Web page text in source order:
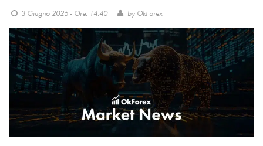
3 Giugno 2025 - Ore: 14:40 by OkForex